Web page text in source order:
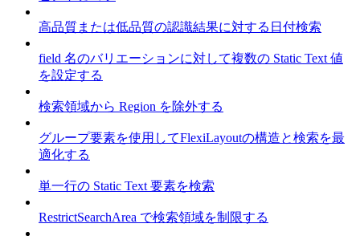
高品質または低品質の認識結果に対する日付検索
field 名のバリエーションに対して複数の Static Text 値
を設定する
検索領域から Region を除外する
グループ要素を使用してFlexiLayoutの構造と検索を最
適化する
単一行の Static Text 要素を検索
RestrictSearchArea で検索領域を制限する